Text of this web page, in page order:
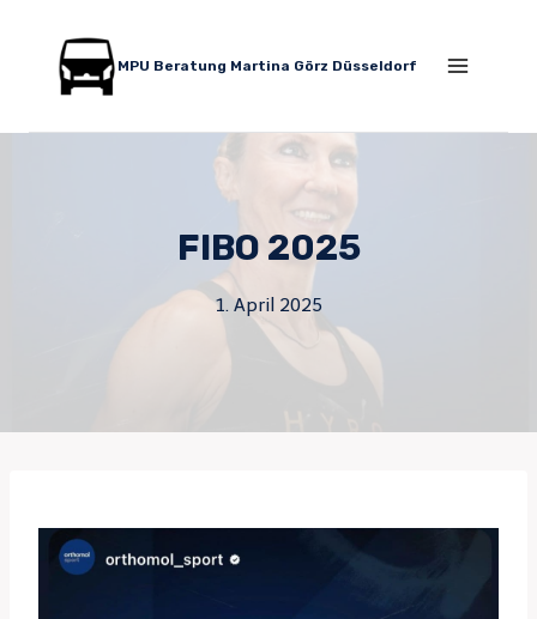
springen
MPU Beratung Martina Görz Düsseldorf
FIBO 2025
1. April 2025